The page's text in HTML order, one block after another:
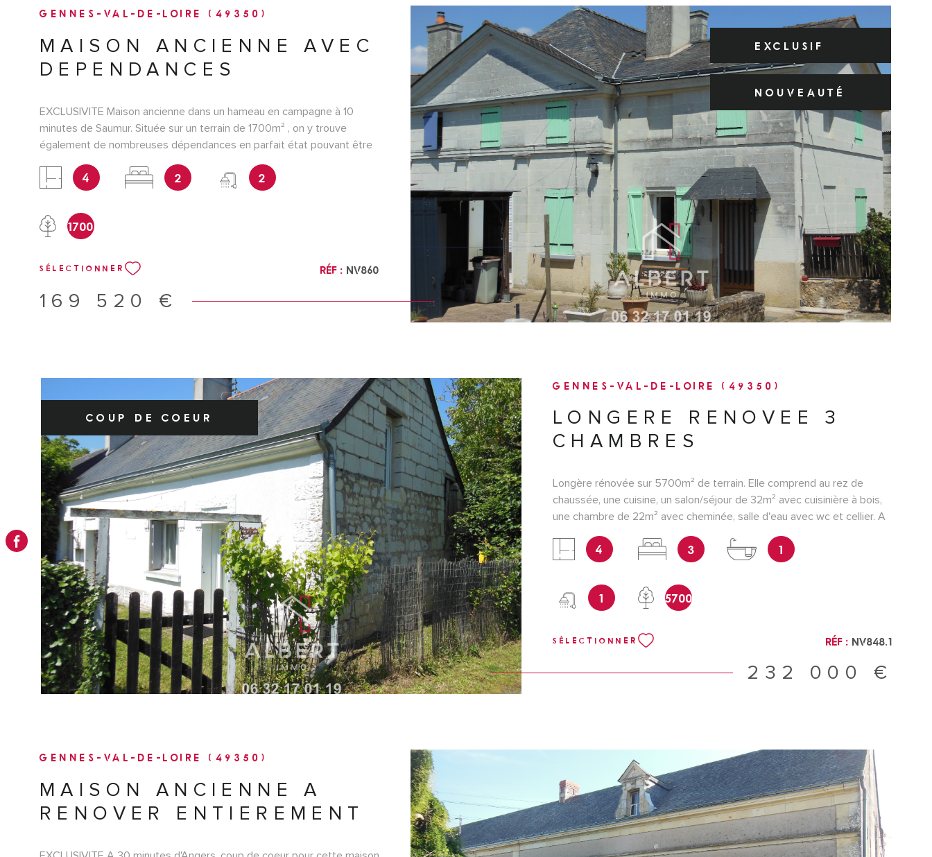
GENNES-VAL-DE-LOIRE (49350)
MAISON ANCIENNE AVEC
DEPENDANCES
EXCLUSIVITE Maison ancienne dans un hameau en campagne à 10
minutes de Saumur. Située sur un terrain de 1700m² , on y trouve
également de nombreuses dépendances en parfait état pouvant être
réaménagées. La maison principale se compose d'une cuisine
aménagée avec cheminée, un salon/séjour de 34m² avec insert, 2
chambres de 21 et 24m², salle d'eau et 2wc. Dans les dépendances :
une cuisine d'été de 20m², 3 pièces, greniers et un garage de 50m².
Cave voûtée et jardin clos. CLASSE ENERGIE D référence NV860 Pour
sur les risques auxquels ce bien est exposé sont disponibles sur le site
4 2 2
1700
SÉLECTIONNER Réf : NV860
169 520 €
EXCLUSIF
NOUVEAUTÉ
VOIR LE BIEN
GENNES-VAL-DE-LOIRE (49350)
LONGERE RENOVEE 3
CHAMBRES
Longère rénovée sur 5700m² de terrain. Elle comprend au rez de
chaussée, une cuisine, un salon/séjour de 32m² avec cuisinière à bois,
une chambre de 22m² avec cheminée, salle d'eau avec wc et cellier. A
l'étage, 2 chambres dont une avec salle de bains, et wc. Une grange de
54m² attenante à la maison. Jardin clos avec piscine hors sol, poulailler,
préau en bois et petite prairie. Amoureux de la nature et des beaux
espaces, cette maison à 3 km seulement des commodités, vous
séduira. CLASSE ENERGIE D référence NV848 Pour une visite
risques auxquels ce bien est exposé sont disponibles sur le site
4 3 1
1 5700
SÉLECTIONNER Réf : NV848.1
232 000 €
COUP DE COEUR
VOIR LE BIEN
GENNES-VAL-DE-LOIRE (49350)
MAISON ANCIENNE A
RENOVER ENTIEREMENT